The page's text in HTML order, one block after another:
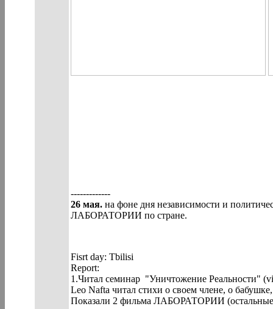
-------------
26 мая. на фоне дня независимости и
ЛАБОРАТОРИИ по стране.
Fisrt day: Tbilisi
Report:
1.Читал семинар "Уничтожение Реальности"
Leo Nafta читал стихи о своем члене, о
Показали 2 фильма ЛАБОРАТОРИИ (остальные